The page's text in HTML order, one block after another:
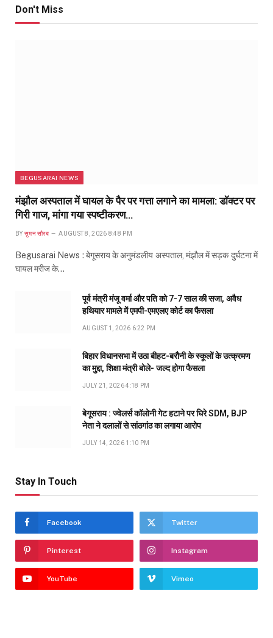
Don't Miss
BEGUSARAI NEWS
मंझौल अस्पताल में घायल के पैर पर गत्ता लगाने का मामला: डॉक्टर पर
गिरी गाज, मांगा गया स्पष्टीकरण…
BY सुमन सौरब AUGUST 8, 2026 8:48 PM
Begusarai News : बेगूसराय के अनुमंडलीय अस्पताल, मंझौल में सड़क दुर्घटना में
घायल मरीज के…
पूर्व मंत्री मंजू वर्मा और पति को 7-7 साल की सजा, अवैध
हथियार मामले में एमपी-एमएलए कोर्ट का फैसला
AUGUST 1, 2026 6:22 PM
बिहार विधानसभा में उठा बीहट-बरौनी के स्कूलों के उत्क्रमण
का मुद्दा, शिक्षा मंत्री बोले- जल्द होगा फैसला
JULY 21, 2026 4:18 PM
बेगूसराय : ज्वेलर्स कॉलोनी गेट हटाने पर घिरे SDM, BJP
नेता ने दलालों से सांठगांठ का लगाया आरोप
JULY 14, 2026 1:10 PM
Stay In Touch
Facebook Twitter
Pinterest Instagram
YouTube Vimeo